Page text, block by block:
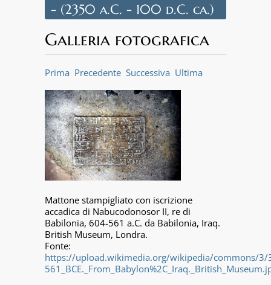
- (2350 a.C. - 100 d.C. ca.)
Galleria fotografica
Prima Precedente Successiva Ultima
Mattone stampigliato con iscrizione
accadica di Nabucodonosor II, re di
Babilonia, 604-561 a.C. da Babilonia, Iraq.
British Museum, Londra.
Fonte:
https://upload.wikimedia.org/wikipedia/commons/3/